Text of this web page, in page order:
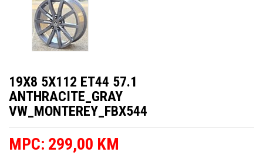
19X8 5X112 ET44 57.1
ANTHRACITE_GRAY
VW_MONTEREY_FBX544
MPC: 299,00 KM